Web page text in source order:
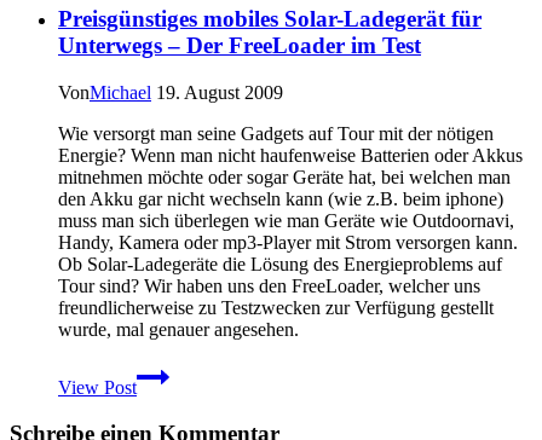
Garmin
Oregon,Dakota
20
und
GPSMap
62
Preisgünstiges mobiles Solar-Ladegerät für
Unterwegs – Der FreeLoader im Test
VonMichael 19. August 2009
Wie versorgt man seine Gadgets auf Tour mit der nötigen
Energie? Wenn man nicht haufenweise Batterien oder Akkus
mitnehmen möchte oder sogar Geräte hat, bei welchen man
den Akku gar nicht wechseln kann (wie z.B. beim iphone)
muss man sich überlegen wie man Geräte wie Outdoornavi,
Handy, Kamera oder mp3-Player mit Strom versorgen kann.
Ob Solar-Ladegeräte die Lösung des Energieproblems auf
Tour sind? Wir haben uns den FreeLoader, welcher uns
freundlicherweise zu Testzwecken zur Verfügung gestellt
wurde, mal genauer angesehen.
View Post
Preisgünstiges
mobiles
Ladegerät
Schreibe einen Kommentar